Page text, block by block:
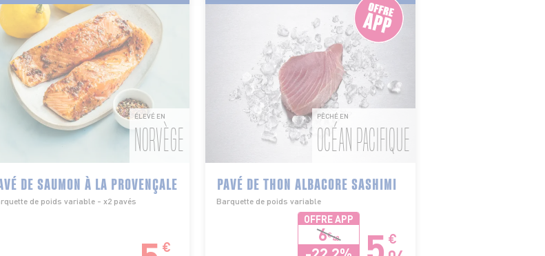
ÉLEVÉ EN
NORVÈGE
DE SAUMON À LA PROVENÇALE
de poids variable - x2 pavés
€
PÊCHÉ EN
OCÉAN PACIFIQUE
PAVÉ DE THON ALBACORE SASHIMI
Barquette de poids variable
OFFRE APP
6€48 €